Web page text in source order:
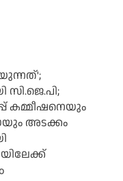
സി.ജെ.പി;
കമ്മീഷനെയും
അടക്കം